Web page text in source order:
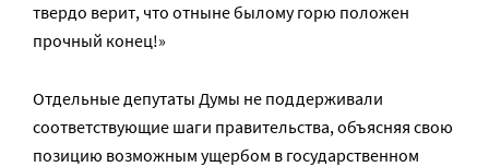
твердо верит, что отныне былому горю положен
прочный конец!»
Отдельные депутаты Думы не поддерживали
соответствующие шаги правительства, объясняя свою
позицию возможным ущербом в государственном